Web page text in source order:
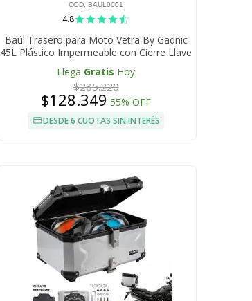
COD. BAUL0001
4.8
Baúl Trasero para Moto Vetra By Gadnic
45L Plástico Impermeable con Cierre Llave
Llega Gratis Hoy
$285.220
$128.349 55% OFF
DESDE 6 CUOTAS SIN INTERÉS